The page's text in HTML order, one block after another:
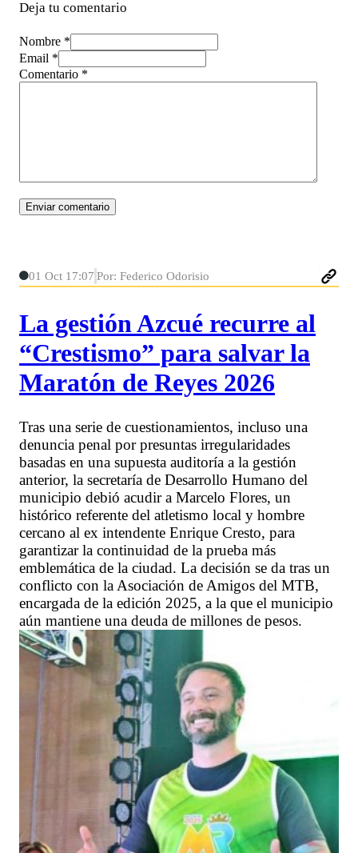
Deja tu comentario
Nombre *
Email *
Comentario *
01 Oct 17:07 Por: Federico Odorisio
La gestión Azcué recurre al
“Crestismo” para salvar la
Maratón de Reyes 2026
Tras una serie de cuestionamientos, incluso una
denuncia penal por presuntas irregularidades
basadas en una supuesta auditoría a la gestión
anterior, la secretaría de Desarrollo Humano del
municipio debió acudir a Marcelo Flores, un
histórico referente del atletismo local y hombre
cercano al ex intendente Enrique Cresto, para
garantizar la continuidad de la prueba más
emblemática de la ciudad. La decisión se da tras un
conflicto con la Asociación de Amigos del MTB,
encargada de la edición 2025, a la que el municipio
aún mantiene una deuda de millones de pesos.